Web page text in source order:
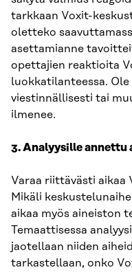
tarkkaan Voxit-
oletteko
asettamianne
opettajien reaktioita
luokkatilanteessa. Ole
viestinnällisesti tai
ilmenee.
3. Analyysille annettu
Varaa riittävästi aikaa
Mikäli
aikaa myös aineiston
Temaattisessa
jaotellaan niiden
tarkastellaan, onko